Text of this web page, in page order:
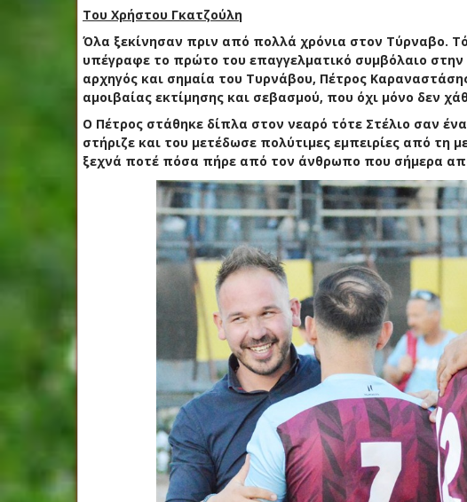
Του Χρήστου Γκατζούλη
Όλα ξεκίνησαν πριν από πολλά χρόνια στον Τύρναβο.
υπέγραφε το πρώτο του επαγγελματικό συμβόλαιο
αρχηγός και σημαία του Τυρνάβου, Πέτρος
αμοιβαίας εκτίμησης και σεβασμού, που όχι μόνο δεν
Ο Πέτρος στάθηκε δίπλα στον νεαρό τότε Στέλιο σαν
στήριζε και του μετέδωσε πολύτιμες εμπειρίες από τη
ξεχνά ποτέ πόσα πήρε από τον άνθρωπο που σήμερα